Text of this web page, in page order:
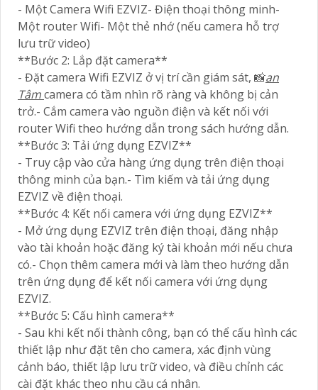
- Một Camera Wifi EZVIZ- Điện thoại thông minh-
Một router Wifi- Một thẻ nhớ (nếu camera hỗ trợ
lưu trữ video)
**Bước 2: Lắp đặt camera**
- Đặt camera Wifi EZVIZ ở vị trí cần giám sát, 📸an
Tâmcamera có tầm nhìn rõ ràng và không bị cản
trở.- Cắm camera vào nguồn điện và kết nối với
router Wifi theo hướng dẫn trong sách hướng dẫn.
**Bước 3: Tải ứng dụng EZVIZ**
- Truy cập vào cửa hàng ứng dụng trên điện thoại
thông minh của bạn.- Tìm kiếm và tải ứng dụng
EZVIZ về điện thoại.
**Bước 4: Kết nối camera với ứng dụng EZVIZ**
- Mở ứng dụng EZVIZ trên điện thoại, đăng nhập
vào tài khoản hoặc đăng ký tài khoản mới nếu chưa
có.- Chọn thêm camera mới và làm theo hướng dẫn
trên ứng dụng để kết nối camera với ứng dụng
EZVIZ.
**Bước 5: Cấu hình camera**
- Sau khi kết nối thành công, bạn có thể cấu hình các
thiết lập như đặt tên cho camera, xác định vùng
cảnh báo, thiết lập lưu trữ video, và điều chỉnh các
cài đặt khác theo nhu cầu cá nhân.